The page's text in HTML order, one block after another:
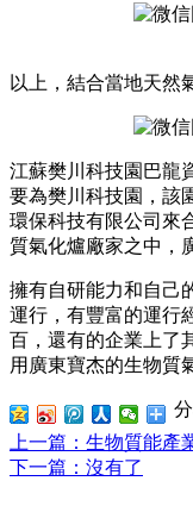
該項目
以上，結合當地天然
江蘇樊川科技園巴龍
要為樊川科技園，該
環保科技有限公司來
質氣化爐廠家之中，
擁有自研能力和自己
運行，有豐富的運行
百，還有的企業上了
用廣東寶杰的生物質
上一篇 ：生物質能產
下一篇 ：沒有了